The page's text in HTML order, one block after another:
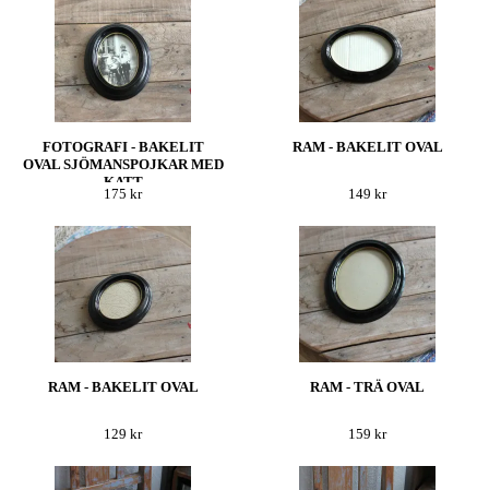
FOTOGRAFI - BAKELIT
OVAL SJÖMANSPOJKAR MED
KATT
175 kr
RAM - BAKELIT OVAL
149 kr
RAM - BAKELIT OVAL
129 kr
RAM - TRÄ OVAL
159 kr